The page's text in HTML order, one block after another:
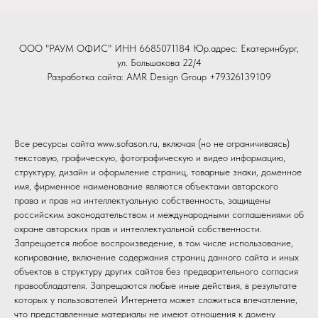
ООО "РАУМ ОФИС" ИНН 6685071184 Юр.адрес: Екатеринбург,
ул. Большакова 22/4
Разработка сайта: AMR Design Group +79326139109
Все ресурсы сайта www.sofason.ru, включая (но не ограничиваясь)
текстовую, графическую, фотографическую и видео информацию,
структуру, дизайн и оформление страниц, товарные знаки, доменное
имя, фирменное наименование являются объектами авторского
права и прав на интеллектуальную собственность, защищены
российским законодательством и международными соглашениями об
охране авторских прав и интеллектуальной собственности.
Запрещается любое воспроизведение, в том числе использование,
копирование, включение содержания страниц данного сайта и иных
объектов в структуру других сайтов без предварительного согласия
правообладателя. Запрещаются любые иные действия, в результате
которых у пользователей Интернета может сложиться впечатление,
что представленные материалы не имеют отношения к домену